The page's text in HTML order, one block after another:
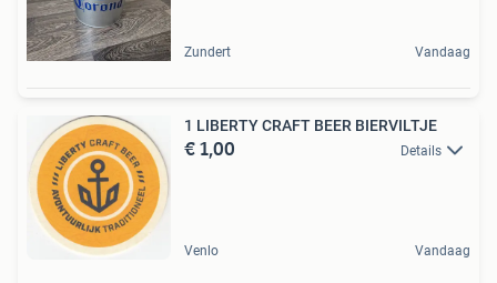
Zundert Vandaag
1 LIBERTY CRAFT BEER BIERVILTJE
€ 1,00 Details
Venlo Vandaag